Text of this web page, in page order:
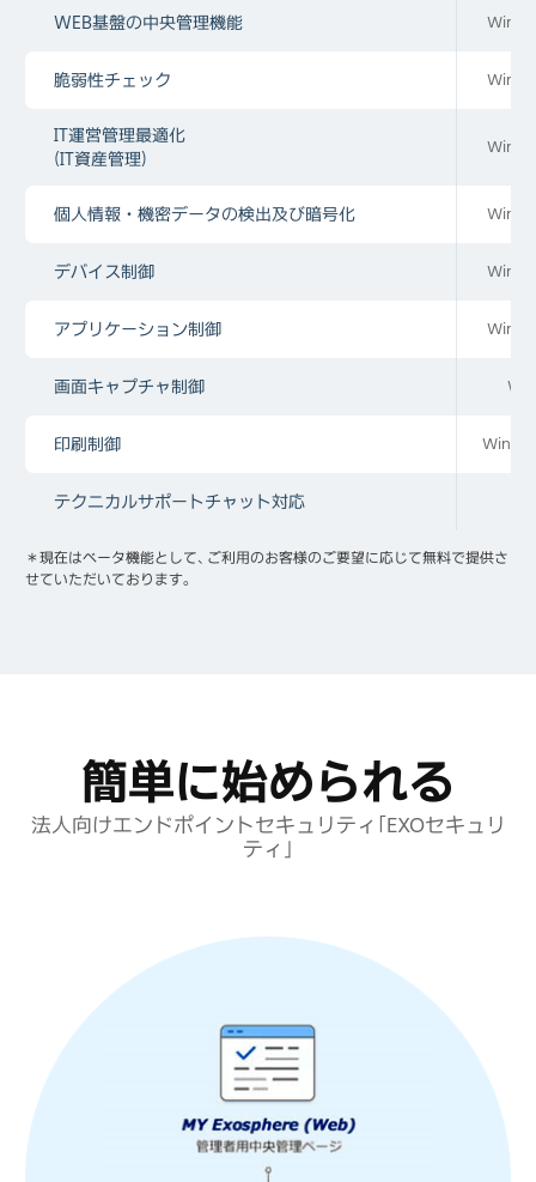
WEB基盤の中央管理機能 Win,
脆弱性チェック Win,
IT運営管理最適化
(IT資産管理)
Win,
個人情報・機密データの検出及び暗号化 Win,
デバイス制御 Win,
アプリケーション制御 Win,
画面キャプチャ制御 Win
印刷制御
テクニカルサポートチャット対応
＊現在はベータ機能として、ご利用のお客様のご要望に応じて無料で提供さ
せていただいております。
簡単に始められる
法人向けエンドポイントセキュリティ「EXOセキュリ
ティ」